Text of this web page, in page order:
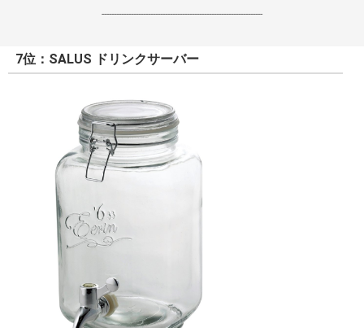
------------------------------------------------------------------
7位：SALUS ドリンクサーバー